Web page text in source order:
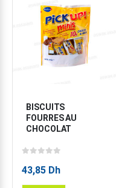
BISCUITS
FOURRES AU
CHOCOLAT
43,85 Dh